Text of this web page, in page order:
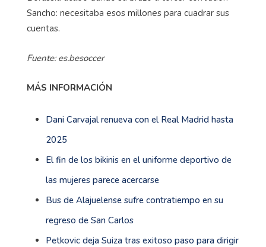
Sancho: necesitaba esos millones para cuadrar sus
cuentas.
Fuente: es.besoccer
MÁS INFORMACIÓN
Dani Carvajal renueva con el Real Madrid hasta
2025
El fin de los bikinis en el uniforme deportivo de
las mujeres parece acercarse
Bus de Alajuelense sufre contratiempo en su
regreso de San Carlos
Petkovic deja Suiza tras exitoso paso para dirigir